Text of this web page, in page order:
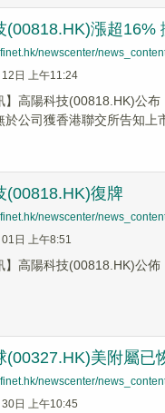
(00818.HK)漲超16%
newscenter/
日 上午11:24
】高陽科技(00818.HK)公
於公司獲香港聯交所告知上
(00818.HK)復牌
newscenter/
日 上午8:51
】高陽科技(00818.HK)公
(00327.HK)美附屬已
newscenter/
日 上午10:45